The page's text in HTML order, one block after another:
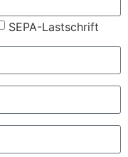
SEPA-Lastschrift